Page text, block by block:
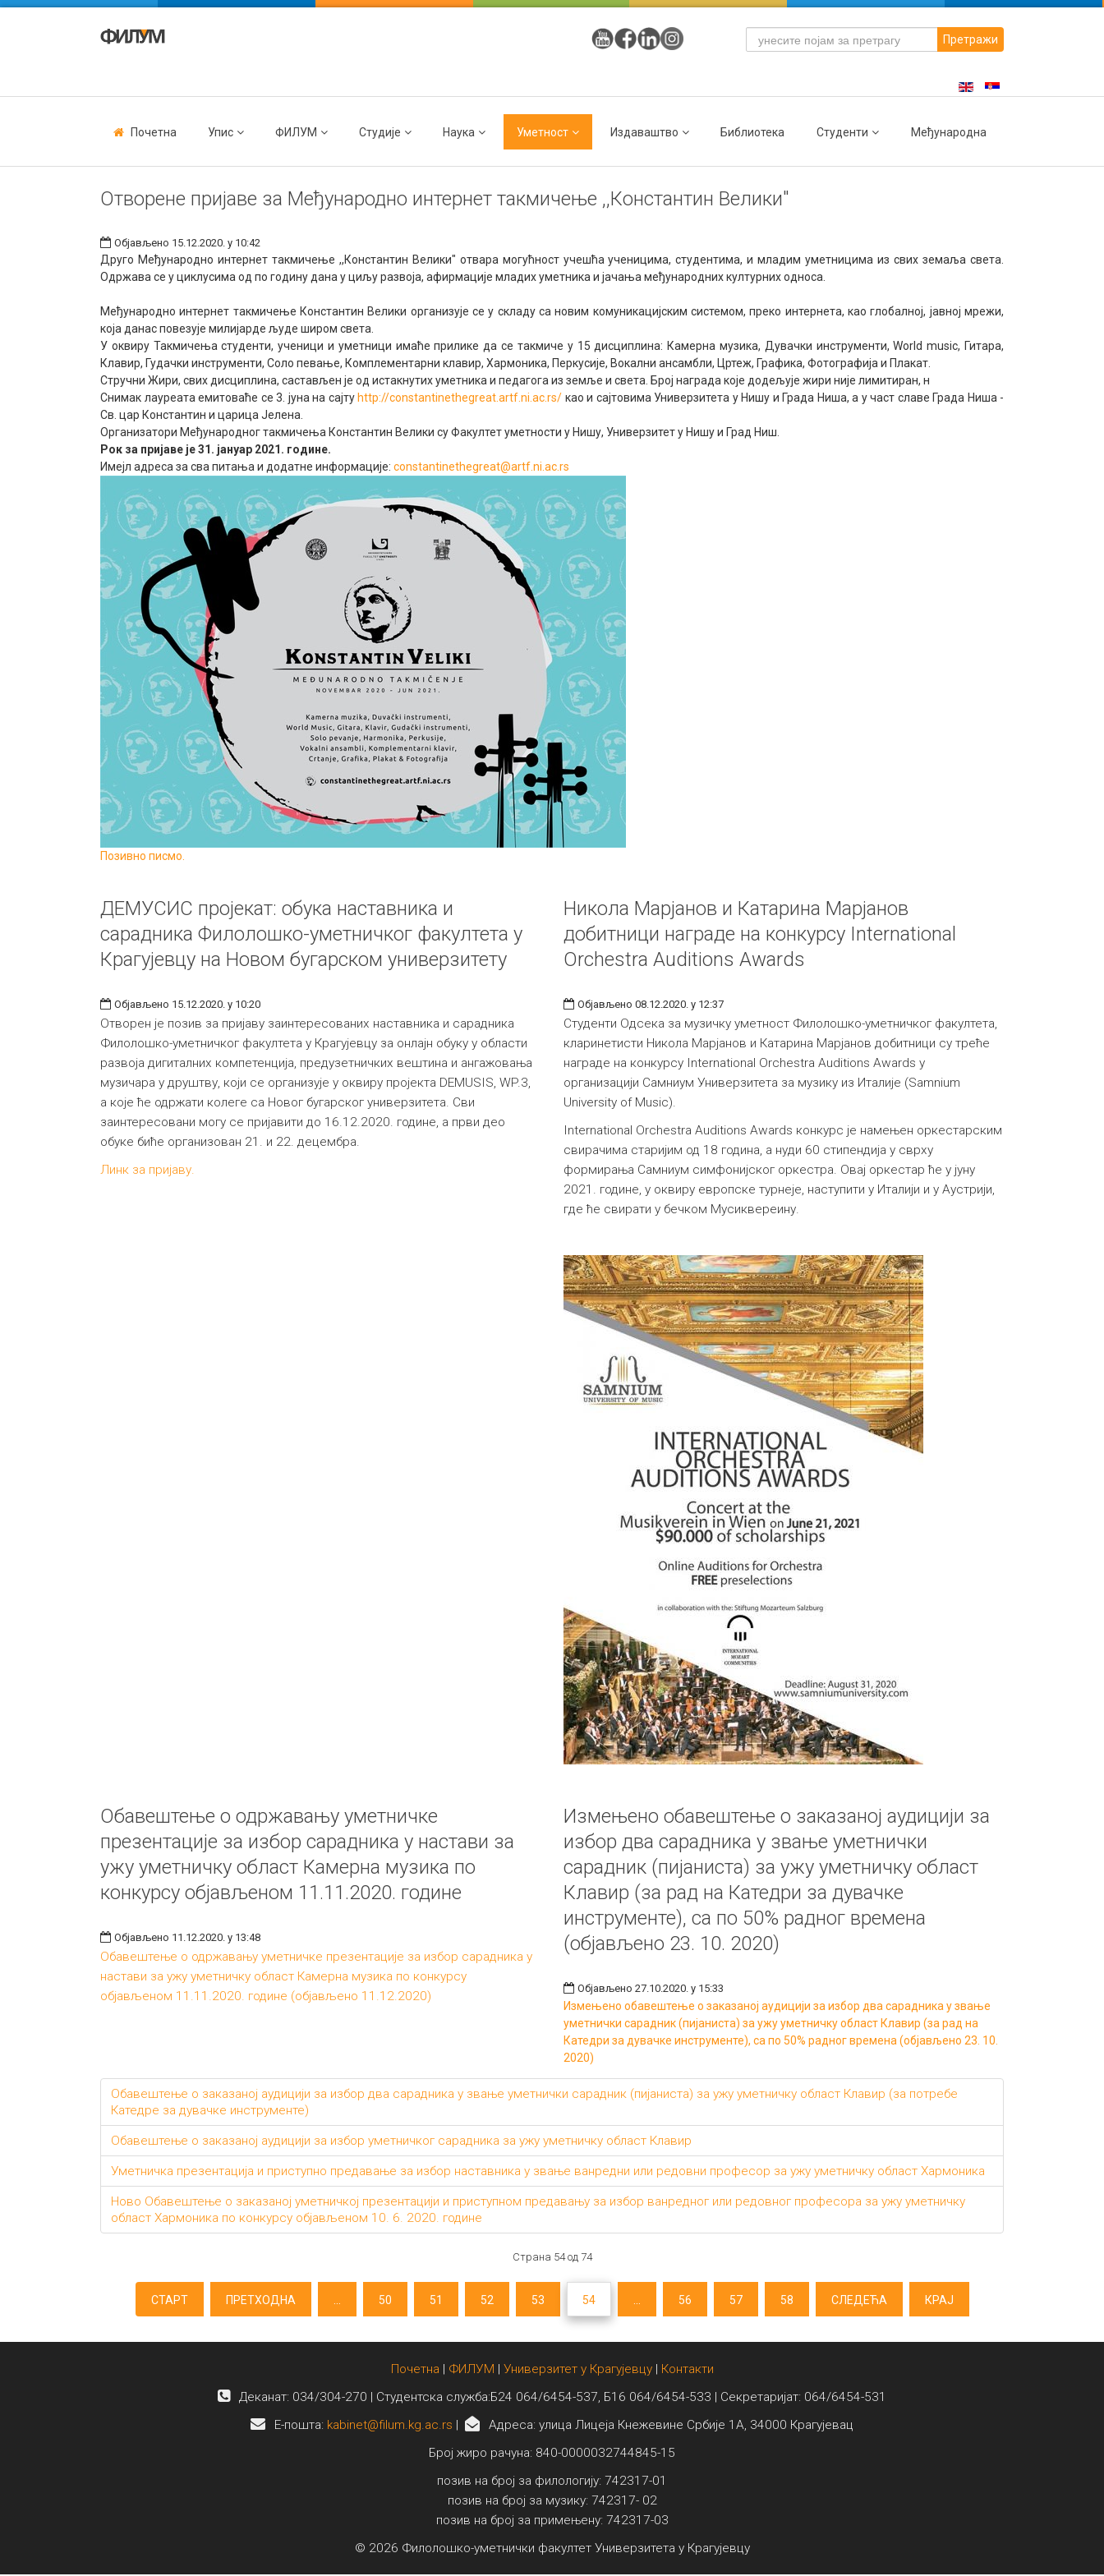
Претражи
Почетна Упис ФИЛУМ Студије Наука Уметност Издаваштво Библиотека Студенти Међународна
Отворене пријаве за Међународно интернет такмичење ,,Константин Велики"
Објављено 15.12.2020. у 10:42
Друго Међународно интернет такмичење ,,Константин Велики" отвара могућност учешћа ученицима, студентима, и младим уметницима из свих земаља света.
Одржава се у циклусима од по годину дана у циљу развоја, афирмације младих уметника и јачања међународних културних односа.
Међународно интернет такмичење Константин Велики организује се у складу са новим комуникацијским системом, преко интернета, као глобалној, јавној мрежи,
која данас повезује милијарде људе широм света.
У оквиру Такмичења студенти, ученици и уметници имаће прилике да се такмиче у 15 дисциплина: Камерна музика, Дувачки инструменти, World music, Гитара,
Клавир, Гудачки инструменти, Соло певање, Комплементарни клавир, Хармоника, Перкусије, Вокални ансамбли, Цртеж, Графика, Фотографија и Плакат.
Стручни Жири, свих дисциплина, састављен је од истакнутих уметника и педагога из земље и света. Број награда које додељује жири није лимитиран, н
Снимак лауреата емитоваће се 3. јуна на сајту http://constantinethegreat.artf.ni.ac.rs/ као и сајтовима Универзитета у Нишу и Града Ниша, а у част славе Града Ниша -
Св. цар Константин и царица Јелена.
Организатори Међународног такмичења Константин Велики су Факултет уметности у Нишу, Универзитет у Нишу и Град Ниш.
Рок за пријаве је 31. јануар 2021. године.
Имејл адреса за сва питања и додатне информације: constantinethegreat@artf.ni.ac.rs
Позивно писмо.
ДЕМУСИС пројекат: обука наставника и
сарадника Филолошко-уметничког факултета у
Крагујевцу на Новом бугарском универзитету
Објављено 15.12.2020. у 10:20
Отворен је позив за пријаву заинтересованих наставника и сарадника
Филолошко-уметничког факултета у Крагујевцу за онлајн обуку у области
развоја дигиталних компетенција, предузетничких вештина и ангажовања
музичара у друштву, који се организује у оквиру пројекта DEMUSIS, WP.3,
а које ће одржати колеге са Новог бугарског универзитета. Сви
заинтересовани могу се пријавити до 16.12.2020. године, а први део
обуке биће организован 21. и 22. децембра.
Линк за пријаву.
Никола Марјанов и Катарина Марјанов
добитници награде на конкурсу International
Orchestra Auditions Awards
Објављено 08.12.2020. у 12:37
Студенти Одсека за музичку уметност Филолошко-уметничког факултета,
кларинетисти Никола Марјанов и Катарина Марјанов добитници су треће
награде на конкурсу International Orchestra Auditions Awards у
организацији Самниум Универзитета за музику из Италије (Samnium
University of Musiс).
International Orchestra Auditions Awards конкурс је намењен оркестарским
свирачима старијим од 18 година, а нуди 60 стипендија у сврху
формирања Самниум симфонијског оркестра. Овај оркестар ће у јуну
2021. године, у оквиру европске турнеје, наступити у Италији и у Аустрији,
где ће свирати у бечком Мусиквереину.
Обавештење о одржавању уметничке
презентације за избор сарадника у настави за
ужу уметничку област Камерна музика по
конкурсу објављеном 11.11.2020. године
Објављено 11.12.2020. у 13:48
Обавештење о одржавању уметничке презентације за избор сарадника у
настави за ужу уметничку област Камерна музика по конкурсу
објављеном 11.11.2020. године (објављено 11.12.2020)
Измењено обавештење о заказаној аудицији за
избор два сарадника у звање уметнички
сарадник (пијаниста) за ужу уметничку област
Клавир (за рад на Катедри за дувачке
инструменте), са по 50% радног времена
(објављено 23. 10. 2020)
Објављено 27.10.2020. у 15:33
Измењено обавештење о заказаној аудицији за избор два сарадника у звање
уметнички сарадник (пијаниста) за ужу уметничку област Клавир (за рад на
Катедри за дувачке инструменте), са по 50% радног времена (објављено 23. 10.
2020)
Обавештење о заказаној аудицији за избор два сарадника у звање уметнички сарадник (пијаниста) за ужу уметничку област Клавир (за потребе
Катедре за дувачке инструменте)
Обавештење о заказаној аудицији за избор уметничког сарадника за ужу уметничку област Клавир
Уметничка презентација и приступно предавање за избор наставника у звање ванредни или редовни професор за ужу уметничку област Хармоника
Ново Обавештење о заказаној уметничкој презентацији и приступном предавању за избор ванредног или редовног професора за ужу уметничку
област Хармоника по конкурсу објављеном 10. 6. 2020. године
Страна 54 од 74
СТАРТ ПРЕТХОДНА 50 51 52 53 54 56 57 58 СЛЕДЕЋА КРАЈ
Почетна | ФИЛУМ | Универзитет у Крагујевцу| Контакти
Деканат: 034/304-270 | Студентска служба:Б24 064/6454-537, Б16 064/6454-533 | Секретаријат: 064/6454-531
E-пошта: kabinet@filum.kg.ac.rs |
Адреса: улица Лицеја Кнежевине Србије 1А, 34000 Крагујевац
Број жиро рачуна: 840-0000032744845-15
позив на број за филологију: 742317-01
позив на број за музику: 742317- 02
позив на број за примењену: 742317-03
© 2026 Филолошко-уметнички факултет Универзитета у Крагујевцу